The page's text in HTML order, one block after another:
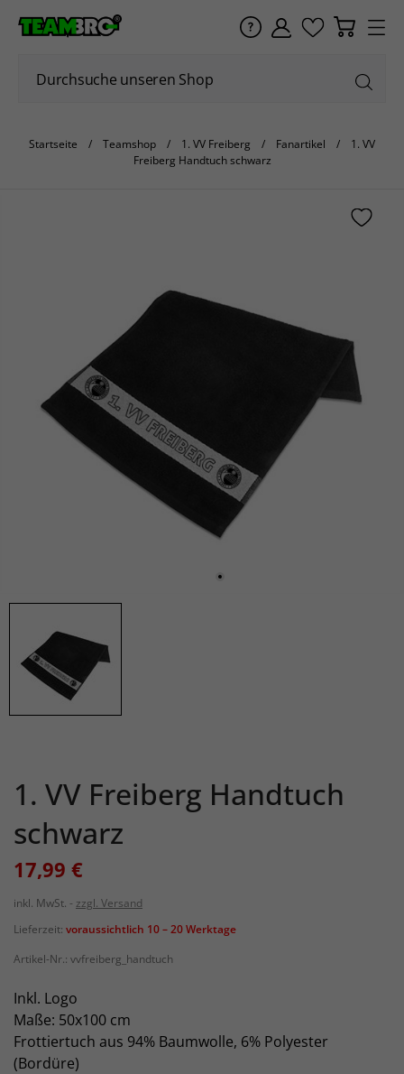
Startseite Teamshop 1. VV Freiberg Fanartikel
1. VV
Freiberg Handtuch schwarz
1. VV Freiberg Handtuch
schwarz
17,99 €
inkl. MwSt.
zzgl. Versand
Lieferzeit: voraussichtlich 10 – 20 Werktage
Artikel-Nr.: vvfreiberg_handtuch
Inkl. Logo
Maße: 50x100 cm
Frottiertuch aus 94% Baumwolle, 6% Polyester
(Bordüre)